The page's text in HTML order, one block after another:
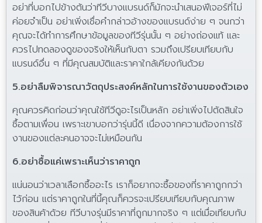
อย่าที่บอกไปข้างต้นว่าทีวีบางแบรนด์ก็มักจะนำเสนอฟีเจอร์ที่ไม่
ค่อยจำเป็น อย่าเพิ่งเชื่อคำกล่าวอ้างของแบรนด์ง่าย ๆ จนกว่า
คุณจะได้ทำการศึกษาข้อมูลของทีวีรุ่นนั้น ๆ อย่างถ่องแท้ และ
ควรไปทดลองดูของจริงให้เห็นกับตา รวมถึงเปรียบเทียบกับ
แบรนด์อื่น ๆ ที่มีคุณสมบัติและราคาใกล้เคียงกันด้วย
5.อย่าลืมพิจารณาวัตถุประสงค์หลักในการใช้งานของตัวเอง
คุณควรคิดก่อนว่าคุณใช้ทีวีดูอะไรเป็นหลัก อย่าเพิ่งไปตัดสินใจ
ซื้อตามเพื่อน เพราะเขาบอกว่ารุ่นนี้ดี เนื่องจากความต้องการใช้
งานของแต่ละคนอาจจะไม่เหมือนกัน
6.อย่าซื้อแค่เพราะเห็นว่าราคาถูก
แน่นอนว่าเวลาเลือกซื้ออะไร เราก็อยากจะซื้อของที่ราคาถูกกว่า
ไว้ก่อน แต่ราคาถูกในที่นี้คุณก็ควรจะเปรียบเทียบกับคุณภาพ
ของสินค้าด้วย ทีวีบางรุ่นมีราคาที่ถูกมากจริง ๆ แต่เมื่อเทียบกับ